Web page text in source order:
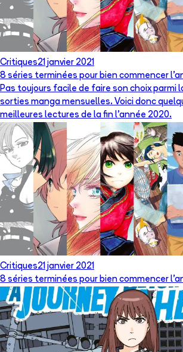
Critiques21 janvier 2021
8 séries terminées pour bien commencer
Pas toujours facile de faire son choix parmi
sorties manga mensuelles. Voici donc
meilleures lectures de la fin l’année 2020.
Critiques21 janvier 2021
8 séries terminées pour bien commencer